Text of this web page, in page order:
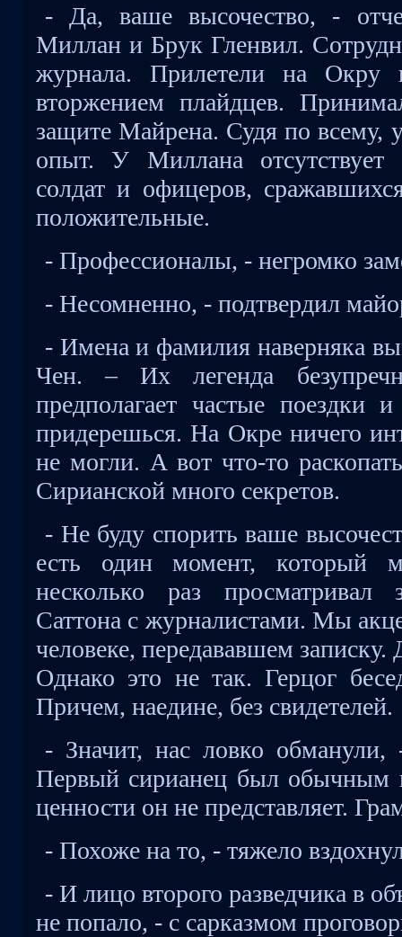
- Да, ваше высочество, -
Миллан и Брук Гленвил.
журнала. Прилетели на Окру
вторжением плайдцев.
защите Майрена. Судя по всему,
опыт. У Миллана отсутствует
солдат и офицеров,
положительные.
- Профессионалы, - негромко
- Несомненно, - подтвердил
- Имена и фамилия наверняка
Чен. – Их легенда
предполагает частые
придерешься. На Окре ничего
не могли. А вот что-то
Сирианской много секретов.
- Не буду спорить ваше
есть один момент, который
несколько раз просматривал
Саттона с журналистами. Мы
человеке, передававшем
Однако это не так. Герцог
Причем, наедине, без свидетелей.
- Значит, нас ловко обманули,
Первый сирианец был обычным
ценности он не представляет.
- Похоже на то, - тяжело
- И лицо второго разведчика в
не попало, - с сарказмом